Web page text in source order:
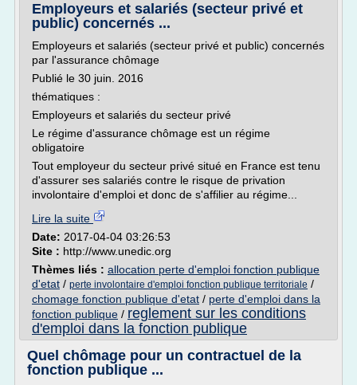
Employeurs et salariés (secteur privé et
public) concernés ...
Employeurs et salariés (secteur privé et public) concernés
par l'assurance chômage
Publié le 30 juin. 2016
thématiques :
Employeurs et salariés du secteur privé
Le régime d'assurance chômage est un régime
obligatoire
Tout employeur du secteur privé situé en France est tenu
d'assurer ses salariés contre le risque de privation
involontaire d'emploi et donc de s'affilier au régime...
Lire la suite
Date: 2017-04-04 03:26:53
Site : http://www.unedic.org
Thèmes liés : allocation perte d'emploi fonction publique
d'etat / perte involontaire d'emploi fonction publique territoriale /
chomage fonction publique d'etat / perte d'emploi dans la
fonction publique / reglement sur les conditions
d'emploi dans la fonction publique
Quel chômage pour un contractuel de la
fonction publique ...